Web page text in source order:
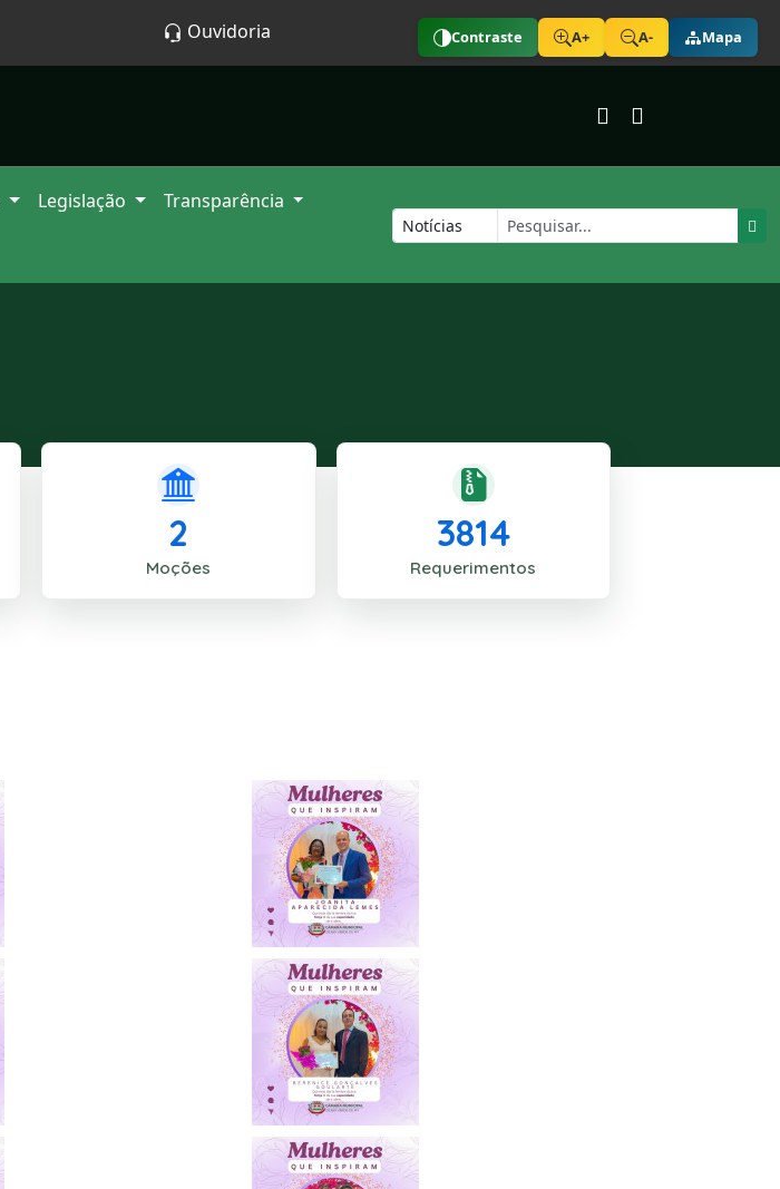
Ouvidoria Contraste A+ A- Mapa
Legislação
Transparência
2
Moções
3814
Requerimentos